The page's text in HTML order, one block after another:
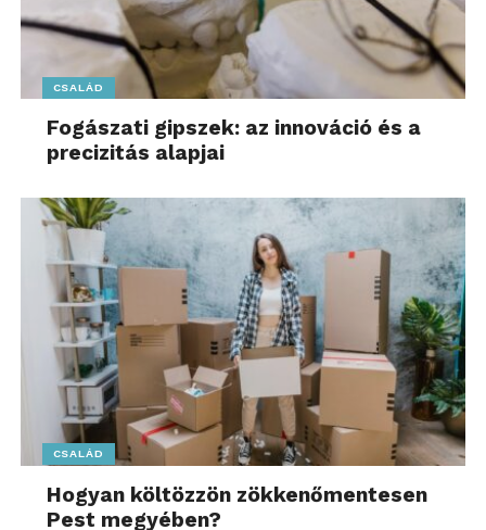
CSALÁD
Fogászati gipszek: az innováció és a
precizitás alapjai
CSALÁD
Hogyan költözzön zökkenőmentesen
Pest megyében?